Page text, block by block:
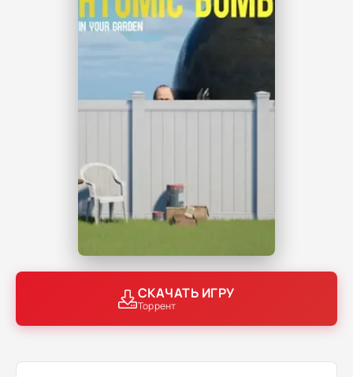
СКАЧАТЬ ИГРУ
Торрент